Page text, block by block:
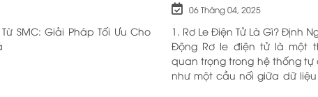
SMC: Giải Pháp Tối Ưu Cho
06 Tháng 04, 2025
1. Rơ Le Điện Tử Là Gì? Định Nghĩa và Nguyên Lý Hoạt
Động Rơ le điện tử là một thiết bị điện tử cực kỳ
quan trọng trong hệ thống
như một cầu nối giữa dữ